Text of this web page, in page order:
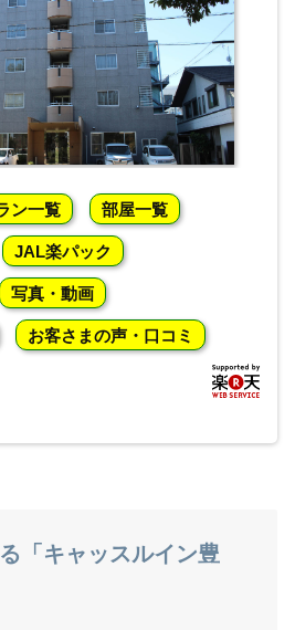
ン一覧 部屋一覧
JAL楽パック
写真・動画
お客さまの声・口コミ
「キャッスルイン豊